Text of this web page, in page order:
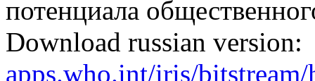
потенциала
Download russian version:
apps.who.int/iris/